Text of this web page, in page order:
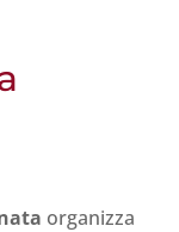
organizza